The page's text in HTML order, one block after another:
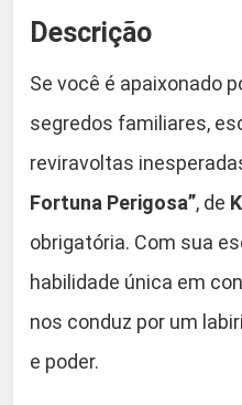
:
R
$
2
9
9
9
g
s
a
m
P
t
u
Descrição
Se você é apaixonado
segredos familiares,
reviravoltas
Fortuna Perigosa”, de
obrigatória. Com sua
habilidade única em
nos conduz por um
e poder.